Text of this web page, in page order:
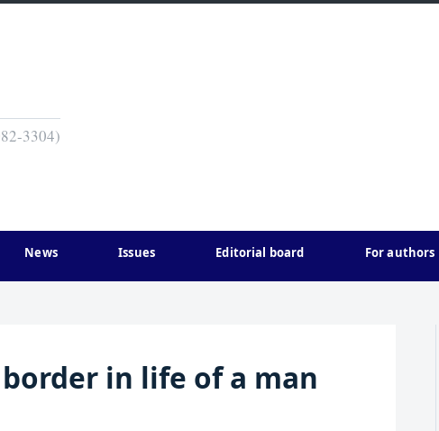
3304)
News Issues Editorial board For authors
in life of a man